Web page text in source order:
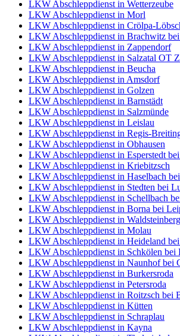
LKW Abschleppdienst in Wetterzeube
LKW Abschleppdienst in Morl
LKW Abschleppdienst in Crölpa-
LKW Abschleppdienst in Brachwitz
LKW Abschleppdienst in Zappendorf
LKW Abschleppdienst in Salzatal OT
LKW Abschleppdienst in Beucha
LKW Abschleppdienst in Amsdorf
LKW Abschleppdienst in Golzen
LKW Abschleppdienst in Barnstädt
LKW Abschleppdienst in Salzmünde
LKW Abschleppdienst in Leislau
LKW Abschleppdienst in Regis-
LKW Abschleppdienst in Obhausen
LKW Abschleppdienst in Esperstedt
LKW Abschleppdienst in Kriebitzsch
LKW Abschleppdienst in Haselbach
LKW Abschleppdienst in Stedten bei
LKW Abschleppdienst in Schellbach
LKW Abschleppdienst in Borna bei
LKW Abschleppdienst in Waldsteinberg
LKW Abschleppdienst in Molau
LKW Abschleppdienst in Heideland
LKW Abschleppdienst in Schkölen bei
LKW Abschleppdienst in Naunhof bei
LKW Abschleppdienst in Burkersroda
LKW Abschleppdienst in Petersroda
LKW Abschleppdienst in Roitzsch bei
LKW Abschleppdienst in Kütten
LKW Abschleppdienst in Schraplau
LKW Abschleppdienst in Kayna